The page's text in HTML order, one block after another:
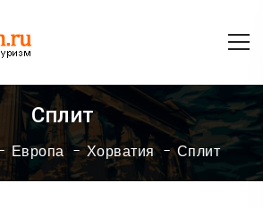
Сплит
Европа Хорватия Сплит